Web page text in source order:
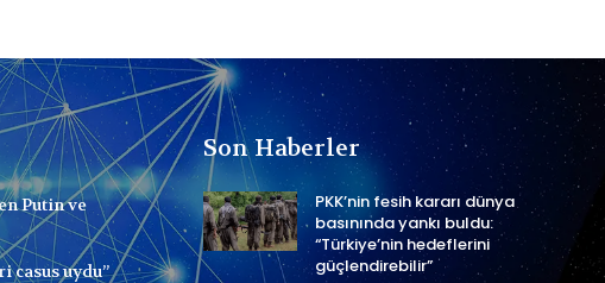
Putin ve
casus uydu”
Son Haberler
PKK’nin fesih kararı dünya
basınında yankı buldu:
“Türkiye’nin hedeflerini
güçlendirebilir”